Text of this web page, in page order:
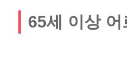
65세 이상 어